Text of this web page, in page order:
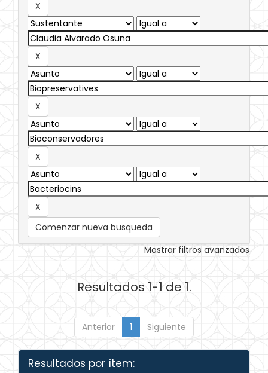
Comenzar nueva busqueda
Mostrar filtros avanzados
Resultados 1-1 de 1.
Anterior 1 Siguiente
Resultados por ítem: